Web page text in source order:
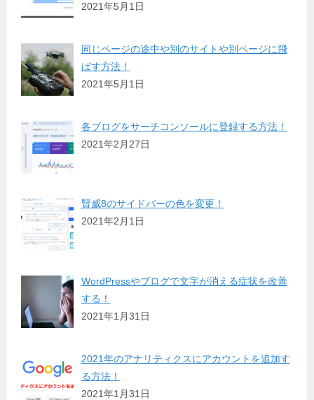
2021年5月1日
同じページの途中や別のサイトや別ページに飛
ばす方法！
2021年5月1日
各ブログをサーチコンソールに登録する方法！
2021年2月27日
賢威8のサイドバーの色を変更！
2021年2月1日
WordPressやブログで文字が消える症状を改善
する！
2021年1月31日
2021年のアナリティクスにアカウントを追加す
る方法！
2021年1月31日